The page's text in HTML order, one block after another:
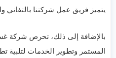
يتميز فريق عمل شركتنا بالتفاني
بالإضافة إلى ذلك، تحرص شركة
المستمر وتطوير الخدمات لتلبية